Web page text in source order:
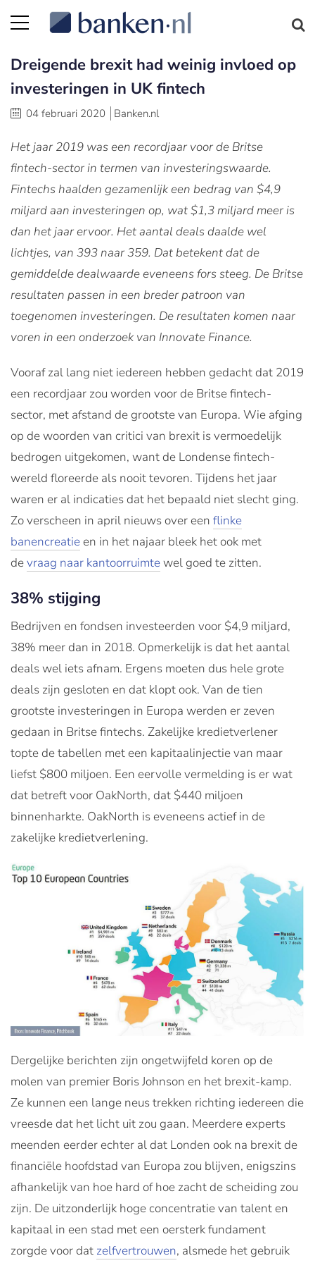
Dreigende brexit had weinig invloed op
investeringen in UK fintech
04 februari 2020 Banken.nl
Het jaar 2019 was een recordjaar voor de Britse
fintech-sector in termen van investeringswaarde.
Fintechs haalden gezamenlijk een bedrag van $4,9
miljard aan investeringen op, wat $1,3 miljard meer is
dan het jaar ervoor. Het aantal deals daalde wel
lichtjes, van 393 naar 359. Dat betekent dat de
gemiddelde dealwaarde eveneens fors steeg. De Britse
resultaten passen in een breder patroon van
toegenomen investeringen. De resultaten komen naar
voren in een onderzoek van Innovate Finance.
Vooraf zal lang niet iedereen hebben gedacht dat 2019
een recordjaar zou worden voor de Britse fintech-
sector, met afstand de grootste van Europa. Wie afging
op de woorden van critici van brexit is vermoedelijk
bedrogen uitgekomen, want de Londense fintech-
wereld floreerde als nooit tevoren. Tijdens het jaar
waren er al indicaties dat het bepaald niet slecht ging.
Zo verscheen in april nieuws over een flinke
banencreatie en in het najaar bleek het ook met
devraag naar kantoorruimtewel goed te zitten.
38% stijging
Bedrijven en fondsen investeerden voor $4,9 miljard,
38% meer dan in 2018. Opmerkelijk is dat het aantal
deals wel iets afnam. Ergens moeten dus hele grote
deals zijn gesloten en dat klopt ook. Van de tien
grootste investeringen in Europa werden er zeven
gedaan in Britse fintechs. Zakelijke kredietverlener
topte de tabellen met een kapitaalinjectie van maar
liefst $800 miljoen. Een eervolle vermelding is er wat
dat betreft voor OakNorth, dat $440 miljoen
binnenharkte. OakNorth is eveneens actief in de
zakelijke kredietverlening.
Dergelijke berichten zijn ongetwijfeld koren op de
molen van premier Boris Johnson en het brexit-kamp.
Ze kunnen een lange neus trekken richting iedereen die
vreesde dat het licht uit zou gaan. Meerdere experts
meenden eerder echter al dat Londen ook na brexit de
financiële hoofdstad van Europa zou blijven, enigszins
afhankelijk van hoe hard of hoe zacht de scheiding zou
zijn. De uitzonderlijk hoge concentratie van talent en
kapitaal in een stad met een oersterk fundament
zorgde voor dat zelfvertrouwen, alsmede het gebruik